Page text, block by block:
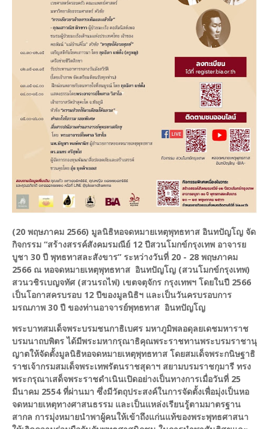
(20 พฤษภาคม 2566) มูลนิธิหอจดหมายเหตุพุทธทาส อินทปัญโญ จัด
กิจกรรม “สร้างสรรค์สังคมรมณีย์ 12 ปีสวนโมกข์กรุงเทพ อาจารย
บูชา 30 ปี พุทธทาสละสังขาร” ระหว่างวันที่ 20 - 28 พฤษภาคม
2566 ณ หอจดหมายเหตุพุทธทาส อินทปัญโญ (สวนโมกข์กรุงเทพ)
สวนวชิรเบญจทัศ (สวนรถไฟ) เขตจตุจักร กรุงเทพฯ โดยในปี 2566
เป็นโอกาสครบรอบ 12 ปีของมูลนิธิฯ และเป็นวันครบรอบการ
มรณภาพ 30 ปี ของท่านอาจารย์พุทธทาส อินทปัญโญ
พระบาทสมเด็จพระบรมชนกาธิเบศร มหาภูมิพลอดุลยเดชมหาราช
บรมนาถบพิตร ได้มีพระมหากรุณาธิคุณพระราชทานพระบรมราชานุ
ญาตให้จัดตั้งมูลนิธิหอจดหมายเหตุพุทธทาส โดยสมเด็จพระกนิษฐาธิ
ราชเจ้ากรมสมเด็จพระเทพรัตนราชสุดาฯ สยามบรมราชกุมารี ทรง
พระกรุณาเสด็จพระราชดำเนินเปิดอย่างเป็นทางการเมื่อวันที่ 25
มีนาคม 2554 ที่ผ่านมา ซึ่งมีวัตถุประสงค์ในการจัดตั้งเพื่อมุ่งเป็นหอ
จดหมายเหตุทางศาสนธรรม และเป็นแหล่งเรียนรู้ตามมาตรฐาน
สากล การมุ่งหมายนำพาผู้คนให้เข้าถึงแก่นแท้ของพระพุทธศาสนา